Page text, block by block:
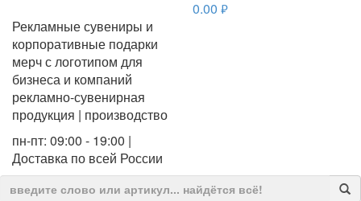
Рекламные сувениры и
корпоративные подарки
мерч с логотипом для
бизнеса и компаний
рекламно-сувенирная
продукция | производство
пн-пт: 09:00 - 19:00 |
Доставка по всей России
0.00 руб.